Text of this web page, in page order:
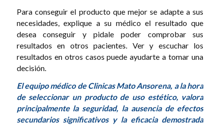
Para conseguir el producto que mejor se adapte a sus
necesidades, explique a su médico el resultado que
desea conseguir y pidale poder comprobar sus
resultados en otros pacientes. Ver y escuchar los
resultados en otros casos puede ayudarte a tomar una
decisión.
El equipo médico de Clinicas Mato Ansorena, a la hora
de seleccionar un producto de uso estético, valora
principalmente la seguridad, la ausencia de efectos
secundarios significativos y la eficacia demostrada